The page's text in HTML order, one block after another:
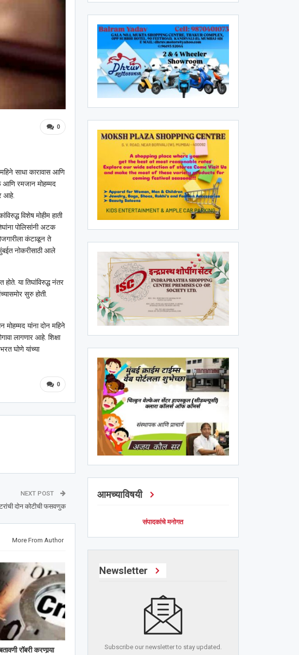
0
साधा कारावास आणि
आणि रमजान मोहम्मद
आहे.
विशेष मोहीम हाती
पोलिसांनी अटक
कंटाळून ते
नोकरीसाठी आले
या तिघांविरुद्ध नंतर
सुरु होती.
यांना दोन महिने
लागणार आहे. शिक्षा
घोणे यांच्या
0
NEXT POST
दोन कोटीची फसवणुक
More From Author
रॉबरी करणार्‍या
आमच्याविषयी
संपादकांचे मनोगत
Newsletter
Subscribe our newsletter to stay updated.